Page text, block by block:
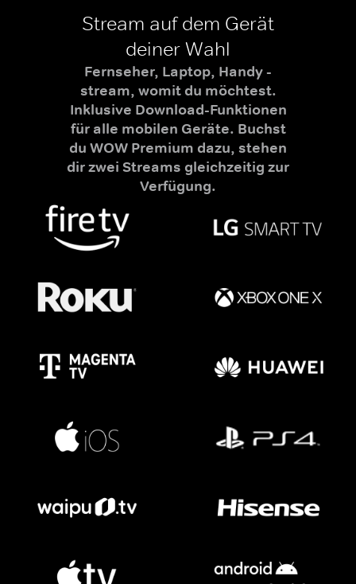
Stream auf dem Gerät
deiner Wahl
Fernseher, Laptop, Handy -
stream, womit du möchtest.
Inklusive Download-Funktionen
für alle mobilen Geräte. Buchst
du WOW Premium dazu, stehen
dir zwei Streams gleichzeitig zur
Verfügung.